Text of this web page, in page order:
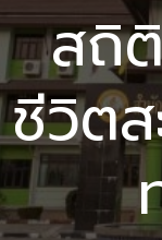
สถิ
ชีวิต